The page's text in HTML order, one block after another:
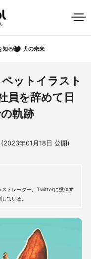
知る 犬の未来
ットイラスト
員を辞めて日
軌跡
2023年01月18日 公開)
ストレーター。Twitterに投稿す
ている。